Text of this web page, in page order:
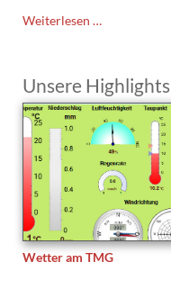
Weiterlesen …Comenius
am
TMG
Unsere Highlights
Wetter am TMG